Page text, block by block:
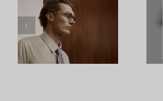
รีวิวแว่น XR
รุ่นใหม่:การ
อัปเกรดที่
เหนือกว่า